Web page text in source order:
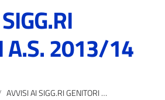
A.S. 2013/14
AVVISI AI SIGG.RI GENITORI A.S. 2013/14